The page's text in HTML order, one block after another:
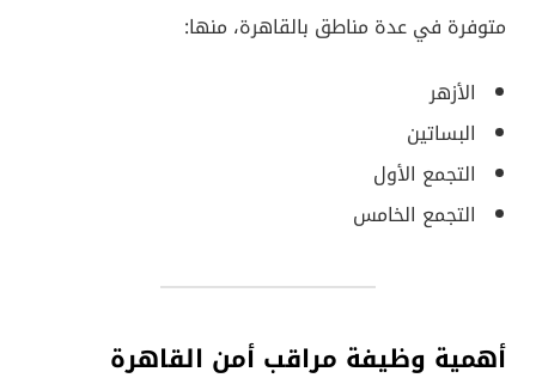
متوفرة في عدة مناطق بالقاهرة، منها:
الأزهر
البساتين
التجمع الأول
التجمع الخامس
أهمية وظيفة مراقب أمن القاهرة